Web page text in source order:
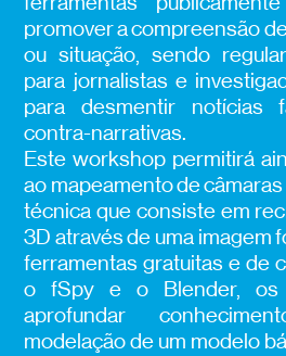
promover a compreensão
ou situação, sendo
para jornalistas e
para desmentir notícias
contra-narrativas.
Este workshop permitirá
ao mapeamento de
técnica que consiste em
3D através de uma imagem
ferramentas gratuitas e de
o fSpy e o Blender, os
aprofundar
modelação de um modelo